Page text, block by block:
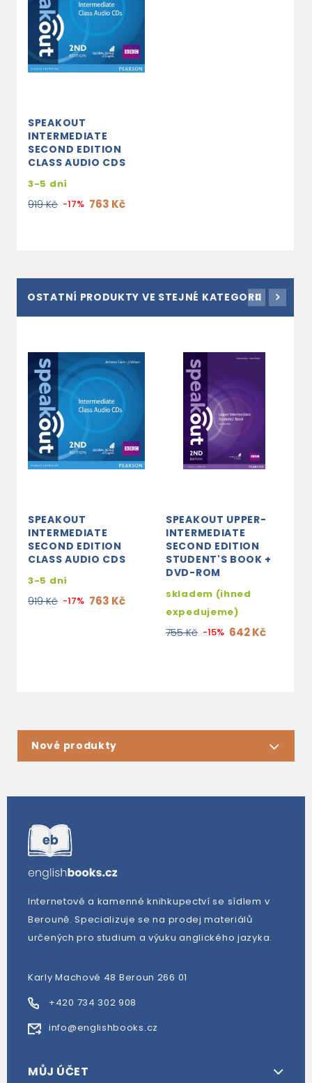
SPEAKOUT
INTERMEDIATE
SECOND EDITION
CLASS AUDIO CDS
3-5 dní
919 Kč -17% 763 Kč
OSTATNÍ PRODUKTY VE STEJNÉ KATEGORII
SPEAKOUT
INTERMEDIATE
SECOND EDITION
CLASS AUDIO CDS
3-5 dní
919 Kč -17% 763 Kč
SPEAKOUT UPPER-
INTERMEDIATE
SECOND EDITION
STUDENT'S BOOK +
DVD-ROM
skladem (ihned
expedujeme)
755 Kč -15% 642 Kč
Nové produkty
Internetové a kamenné knihkupectví se sídlem v
Berouně. Specializuje se na prodej materiálů
určených pro studium a výuku anglického jazyka.
Karly Machové 48 Beroun 266 01
+420 734 302 908
info@englishbooks.cz
MŮJ ÚČET